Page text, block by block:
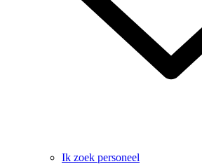
Ik zoek personeel